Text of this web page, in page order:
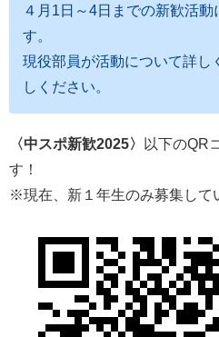
４月1日～4日までの新歓活動
す。
現役部員が活動について詳し
しください。
〈中スポ新歓2025〉
以下のQR
す！
※現在、新１年生のみ募集して